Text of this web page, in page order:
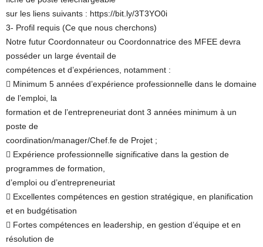
sur les liens suivants : https://bit.ly/3T3YO0i
3- Profil requis (Ce que nous cherchons)
Notre futur Coordonnateur ou Coordonnatrice des MFEE devra
posséder un large éventail de
compétences et d’expériences, notamment :
 Minimum 5 années d’expérience professionnelle dans le domaine
de l’emploi, la
formation et de l’entrepreneuriat dont 3 années minimum à un
poste de
coordination/manager/Chef.fe de Projet ;
 Expérience professionnelle significative dans la gestion de
programmes de formation,
d’emploi ou d’entrepreneuriat
 Excellentes compétences en gestion stratégique, en planification
et en budgétisation
 Fortes compétences en leadership, en gestion d’équipe et en
résolution de